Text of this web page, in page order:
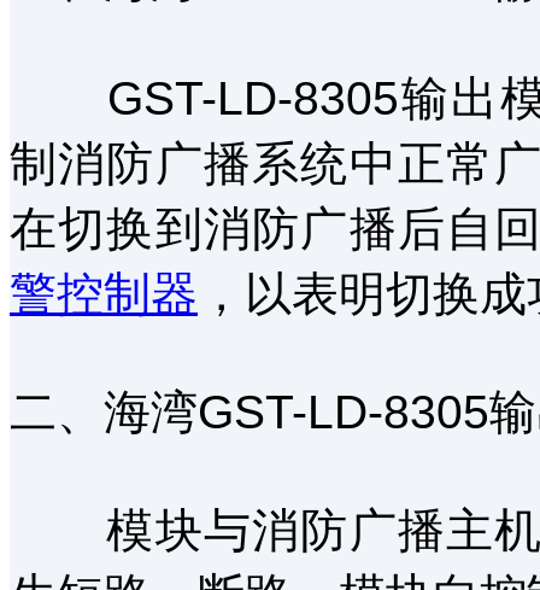
GST-LD-8305输出模
制消防广播系统中正常
在切换到消防广播后自
警控制器 ，以表明切换
二、海湾GST-LD-8305
模块与消防广播主机